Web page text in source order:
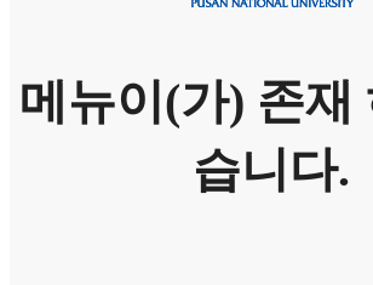
메뉴이(가) 존재
습니다.